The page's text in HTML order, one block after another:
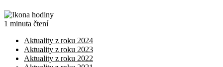
1 minuta čtení
Aktuality z roku 2024
Aktuality z roku 2023
Aktuality z roku 2022